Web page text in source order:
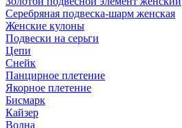
Серебряная подвеска-шарм женская
Женские кулоны
Подвески на серьги
Цепи
Снейк
Панцирное плетение
Якорное плетение
Бисмарк
Кайзер
Волна